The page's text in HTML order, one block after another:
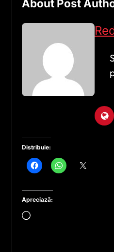
About Post
Distribuie:
Apreciază:
Încarc...